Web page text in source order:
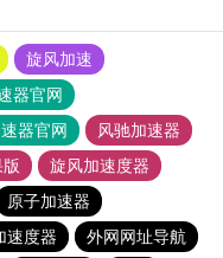
旋风加速
器官网
器官网
风驰加速器
旋风加速度器
原子加速器
速度器
外网网址导航